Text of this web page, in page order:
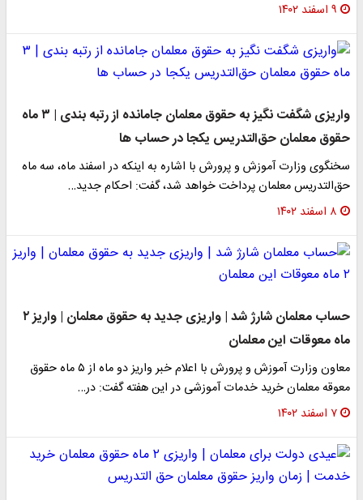
۹ اسفند ۱۴۰۲
واریزی شگفت نگیز به حقوق معلمان جامانده از رتبه بندی | ۳ ماه
حقوق معلمان حق‌التدریس یکجا در حساب ها
سخنگوی وزارت آموزش و پرورش با اشاره به اینکه در اسفند ماه، سه ماه
حق‌التدریس معلمان پرداخت خواهد شد، گفت: احکام جدید…
۸ اسفند ۱۴۰۲
حساب معلمان شارژ شد | واریزی جدید به حقوق معلمان | واریز ۲
ماه معوقات این معلمان
معاون وزارت آموزش و پرورش با اعلام خبر واریز دو ماه از ۵ ماه حقوق
معوقه معلمان خرید خدمات آموزشی در این هفته گفت: در…
۷ اسفند ۱۴۰۲